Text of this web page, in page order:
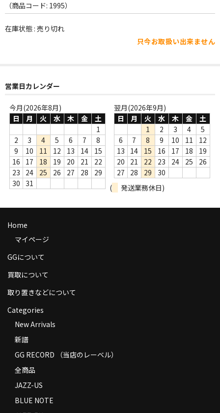
FOLK,SSW
WORLD
Webのみ no.1
Webのみ no.2
Webのみ no.3
Webのみ no.4
送料
商品の発送
お支払い方法
コンディション
Privacy Policy
Contact
（商品コード: 1995）
在庫状態 : 売り切れ
只今お取扱い出来ません
営業日カレンダー
今月(2026年8月)
日
月 火 水 木 金
土
1
2
3 4 5 6 7
8
9
10 11 12 13 14
15
16
17 18 19 20 21
22
23
24 25 26 27 28
29
30
31
翌月(2026年9月)
日
月 火 水 木 金
土
1
2 3 4
5
6
7 8 9 10 11
12
13
14 15 16 17 18
19
20
21 22 23 24 25
26
27
28 29
30
(
発送業務休日)
Home
マイページ
GGについて
買取について
取り置きなどについて
Categories
New Arrivals
新譜
GG RECORD （当店のレーベル）
全商品
JAZZ-US
BLUE NOTE